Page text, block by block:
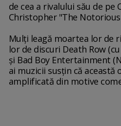
de cea a rivalului său de pe
Christopher "The Notorious
Mulţi leagă moartea lor de
lor de discuri Death Row
şi Bad Boy Entertainment
ai muzicii susţin că această
amplificată din motive